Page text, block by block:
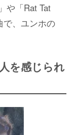
や「Rat Tat
で、ユンホの
を感じられ